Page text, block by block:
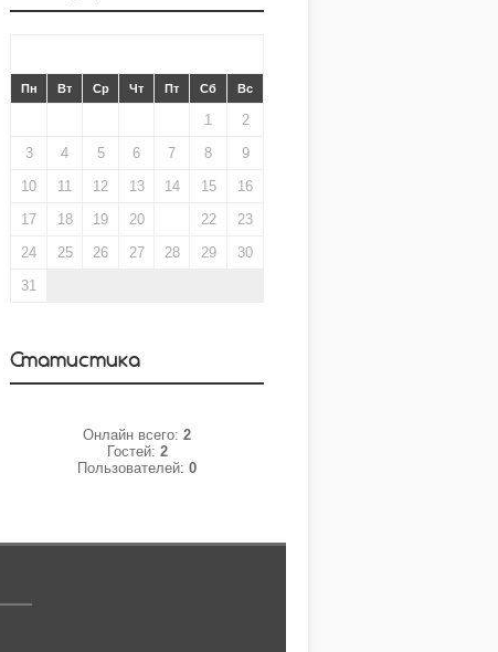
Пн Вт Ср Чт Пт Сб Вс
1
2
3
4 5 6 7 8
9
10
11 12 13 14 15
16
17
18 19 20 22
23
24
25 26 27 28 29
30
31
Статистика
Онлайн всего: 2
Гостей: 2
Пользователей: 0